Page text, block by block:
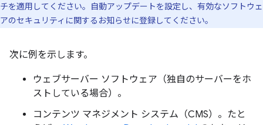
チを適用してください。自動アップデートを設定し、有効なソフトウェ
アのセキュリティに関するお知らせに登録してください。
次に例を示します。
ウェブサーバー ソフトウェア（独自のサーバーをホ
ストしている場合）。
コンテンツ マネジメント システム（CMS）。たと